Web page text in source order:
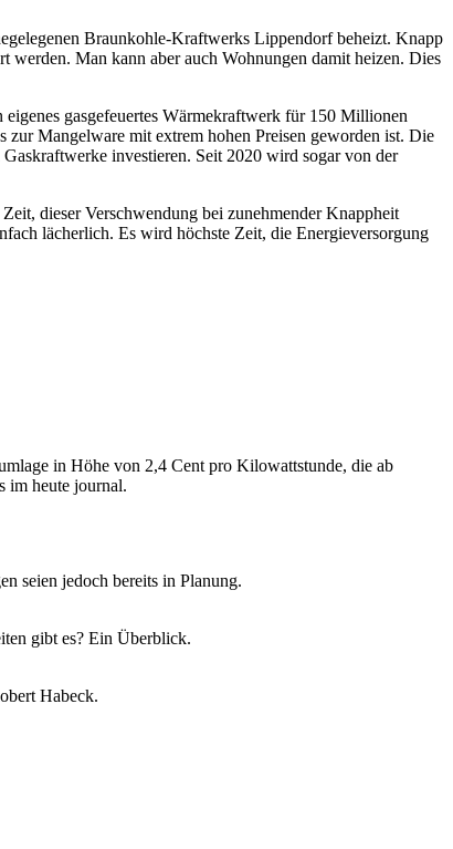
Braunkohle-Kraftwerks Lippendorf beheizt. Knapp
werden. Man kann aber auch Wohnungen damit heizen. Dies
gasgefeuertes Wärmekraftwerk für 150 Millionen
Mangelware mit extrem hohen Preisen geworden ist. Die
investieren. Seit 2020 wird sogar von der
dieser Verschwendung bei zunehmender Knappheit
lächerlich. Es wird höchste Zeit, die Energieversorgung
in Höhe von 2,4 Cent pro Kilowattstunde, die ab
im heute journal.
seien jedoch bereits in Planung.
gibt es? Ein Überblick.
Habeck.